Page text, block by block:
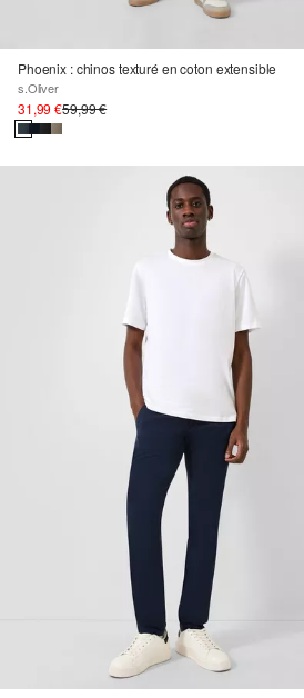
Phoenix : chinos texturé en coton extensible
s.Oliver
31,99 €59,99 €